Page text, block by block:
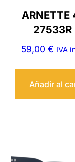
ARNETTE
27533R
59,00 € IVA
Añadir al